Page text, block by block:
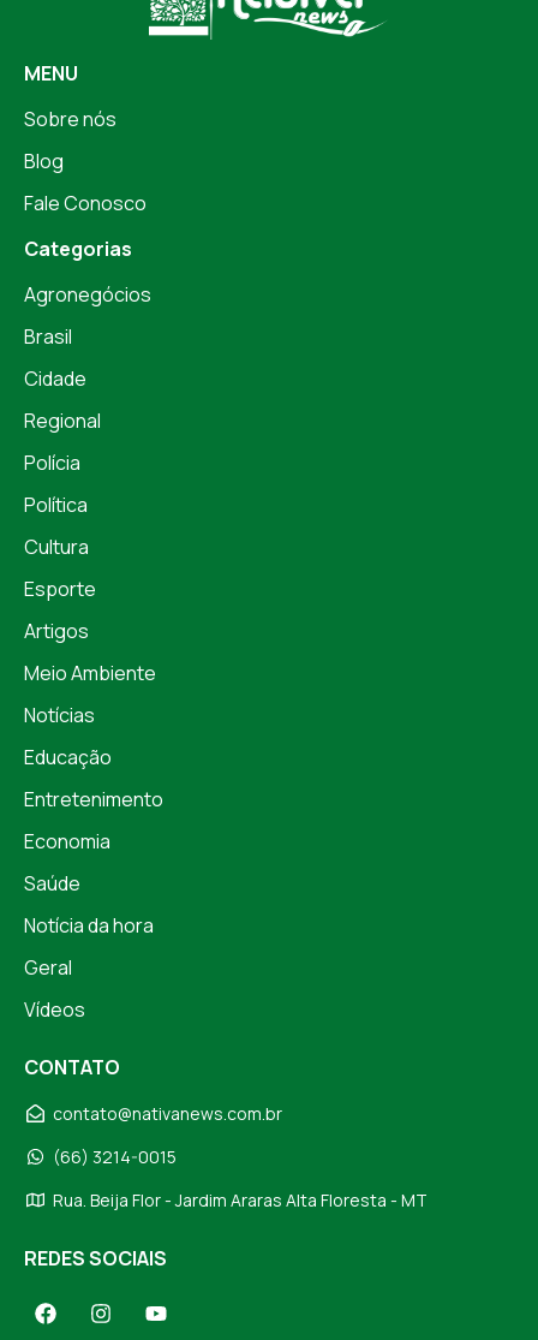
MENU
Sobre nós
Blog
Fale Conosco
Categorias
Agronegócios
Brasil
Cidade
Regional
Polícia
Política
Cultura
Esporte
Artigos
Meio Ambiente
Notícias
Educação
Entretenimento
Economia
Saúde
Notícia da hora
Geral
Vídeos
CONTATO
contato@nativanews.com.br
(66) 3214-0015
Rua. Beija Flor - Jardim Araras Alta Floresta - MT
REDES SOCIAIS